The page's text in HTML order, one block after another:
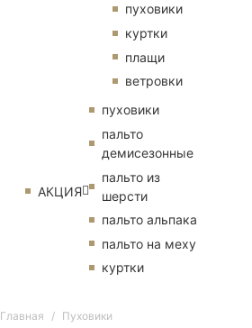
пуховики
куртки
плащи
ветровки
АКЦИЯ
пуховики
пальто
демисезонные
пальто из
шерсти
пальто альпака
пальто на меху
куртки
Главная Пуховики